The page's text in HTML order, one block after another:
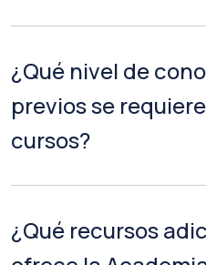
¿Qué nivel de
previos se
cursos?
¿Qué recursos